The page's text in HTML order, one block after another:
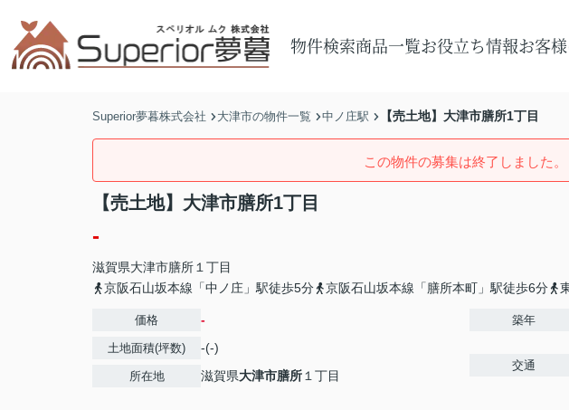
物件検索商品一覧お役立ち情報お客
Superior夢暮株式会社 大津市の物件一覧 中ノ庄駅 【売土地】大津市膳所1丁目
この物件の募集は終了しました。
【売土地】大津市膳所1丁目
-
滋賀県大津市膳所 １丁目
京阪石山坂本線「中ノ庄」駅徒歩5分
京阪石山坂本線「膳所本町」駅徒歩6分
価格 -
土地面積(坪数) -(-)
所在地 滋賀県大津市膳所 １丁目
築年
交通